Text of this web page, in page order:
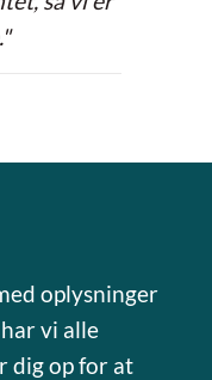
oplysninger
vi alle
dig op for at